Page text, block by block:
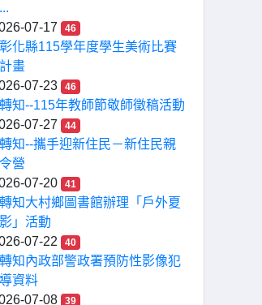
07-17
46
彰化縣115學年度學生美術比賽
畫
07-23
46
轉知--115年教師節敬師徵稿活動
07-27
44
轉知--攜手迎新住民－新住民親
營
07-20
41
轉知大村鄉圖書館辦理「戶外夏
」活動
07-22
40
轉知內政部警政署預防性影像犯
資料
07-08
39